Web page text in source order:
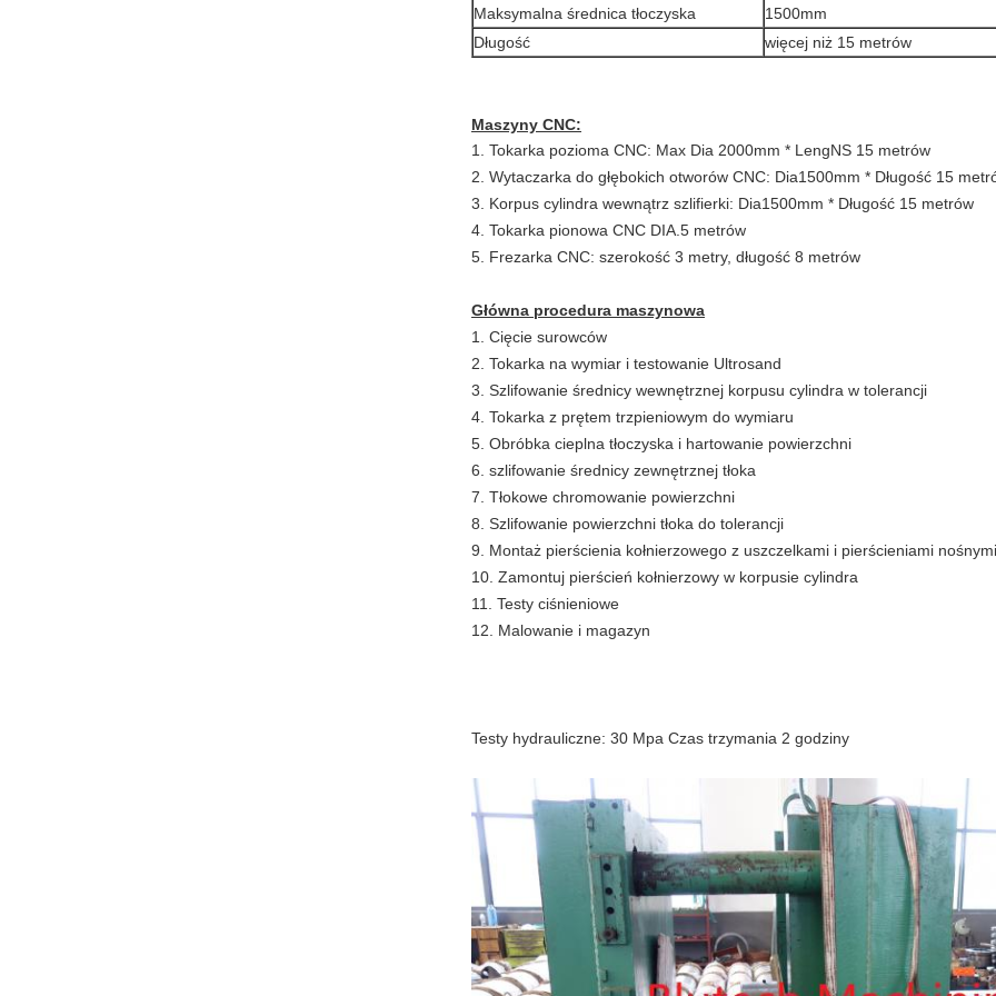
Maksymalna średnica tłoczyska
1500mm
Długość
więcej niż 15 metrów
Maszyny CNC:
1. Tokarka pozioma CNC: Max Dia 2000mm * LengNS 15 metrów
2. Wytaczarka do głębokich otworów CNC: Dia1500mm * Długość 15
3. Korpus cylindra wewnątrz szlifierki: Dia1500mm * Długość 15 metrów
4. Tokarka pionowa CNC DIA.5 metrów
5. Frezarka CNC: szerokość 3 metry, długość 8 metrów
Główna procedura maszynowa
1. Cięcie surowców
2. Tokarka na wymiar i testowanie Ultrosand
3. Szlifowanie średnicy wewnętrznej korpusu cylindra w tolerancji
4. Tokarka z prętem trzpieniowym do wymiaru
5. Obróbka cieplna tłoczyska i hartowanie powierzchni
6. szlifowanie średnicy zewnętrznej tłoka
7. Tłokowe chromowanie powierzchni
8. Szlifowanie powierzchni tłoka do tolerancji
9. Montaż pierścienia kołnierzowego z uszczelkami i pierścieniami nośnymi
10. Zamontuj pierścień kołnierzowy w korpusie cylindra
11. Testy ciśnieniowe
12. Malowanie i magazyn
Testy hydrauliczne: 30 Mpa Czas trzymania 2 godziny